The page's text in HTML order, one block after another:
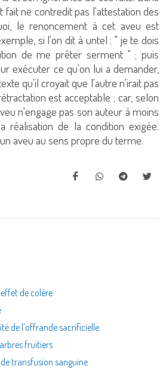
fait ne contredit pas l'attestation des
le renoncement à cet aveu est
si l'on dit à untel : " je te dois
de me prêter serment " ; puis
exécuter ce qu'on lui a demander,
qu'il croyait que l'autre n'irait pas
est acceptable ; car, selon
n'engage pas son auteur à moins
réalisation de la condition exigée.
aveu au sens propre du terme.
de colère
de l'offrande sacrificielle
fruitiers
transfusion sanguine